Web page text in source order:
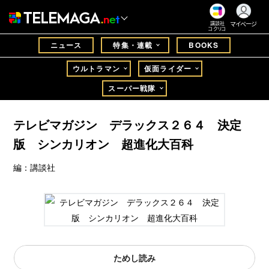
講談社
コクリコ
マイページ
ニュース 特集・連載 BOOKS
ウルトラマン
仮面ライダー
スーパー戦隊
テレビマガジン デラックス２６４ 決定
版 シンカリオン 超進化大百科
編：講談社
ためし読み